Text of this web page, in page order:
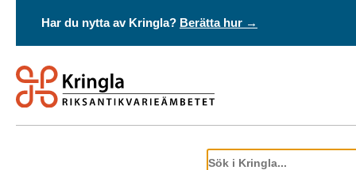
Har du nytta av Kringla? Berätta hur →